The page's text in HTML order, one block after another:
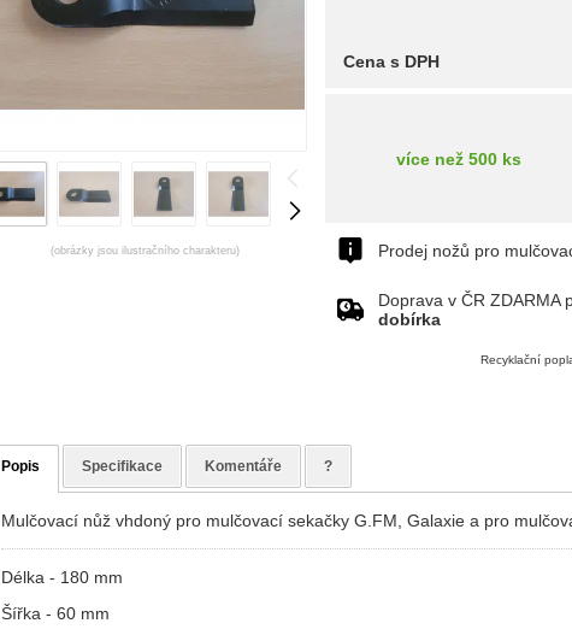
(obrázky jsou ilustračního charakteru)
Cena s DPH
více než 500 ks
Prodej nožů pro
Doprava v ČR ZDARMA
dobírka
Recyklační
Popis Specifikace Komentáře ?
Mulčovací nůž vhdoný pro mulčovací sekačky G.FM, Galaxie a pro
Délka - 180 mm
Šířka - 60 mm